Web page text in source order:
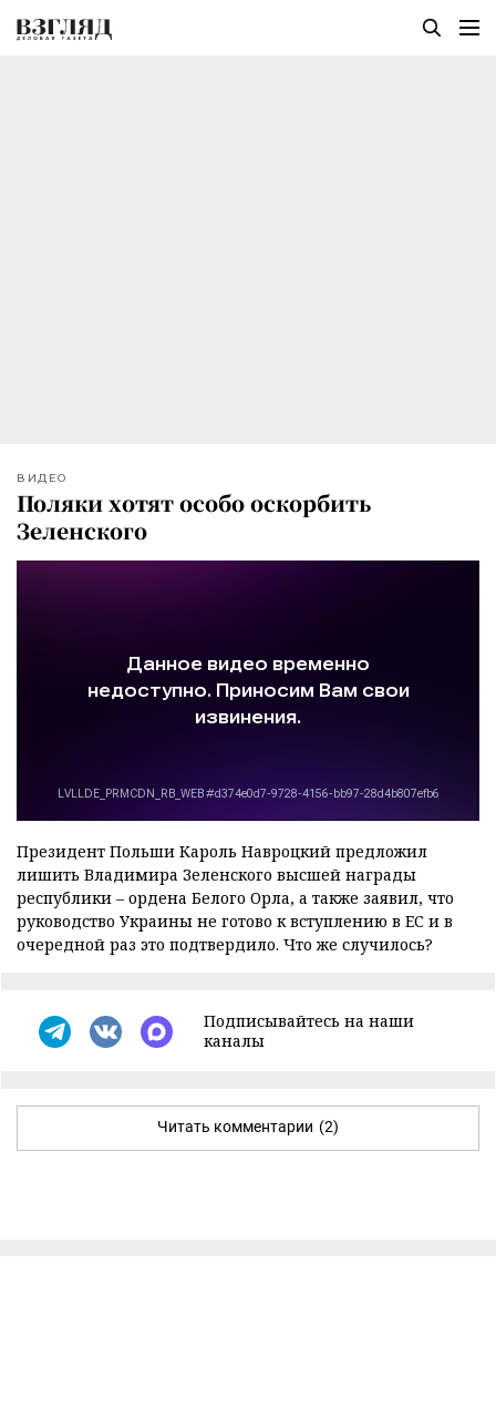
ВИДЕО
Поляки хотят особо оскорбить
Зеленского
Президент Польши Кароль Навроцкий предложил
лишить Владимира Зеленского высшей награды
республики – ордена Белого Орла, а также заявил, что
руководство Украины не готово к вступлению в ЕС и в
очередной раз это подтвердило. Что же случилось?
Подписывайтесь на наши
каналы
Читать комментарии (2)